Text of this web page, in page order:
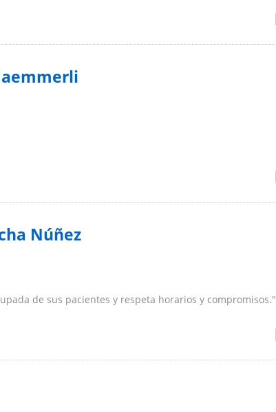
Núñez
de sus pacientes y respeta horarios y compromisos."